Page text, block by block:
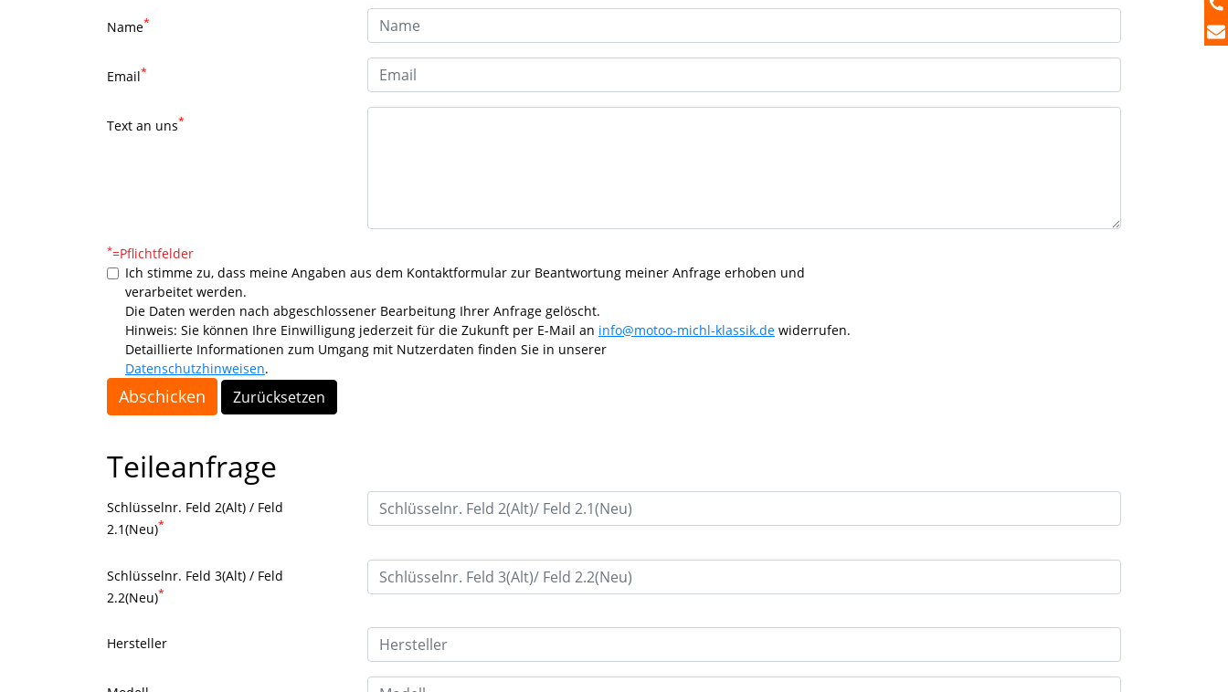
Name*
Email*
Text an uns*
*=Pflichtfelder
Ich stimme zu, dass meine Angaben aus dem Kontaktformular zur Beantwortung meiner Anfrage erhoben und
verarbeitet werden.
Die Daten werden nach abgeschlossener Bearbeitung Ihrer Anfrage gelöscht.
Hinweis: Sie können Ihre Einwilligung jederzeit für die Zukunft per E-Mail an info@motoo-michl-klassik.de widerrufen.
Detaillierte Informationen zum Umgang mit Nutzerdaten finden Sie in unserer
Datenschutzhinweisen.
Abschicken Zurücksetzen
Teileanfrage
Schlüsselnr. Feld 2(Alt) / Feld
2.1(Neu)*
Schlüsselnr. Feld 3(Alt) / Feld
2.2(Neu)*
Hersteller